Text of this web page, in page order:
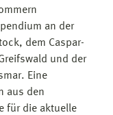
an der
dem Caspar-
und der
Eine
aus den
für die aktuelle